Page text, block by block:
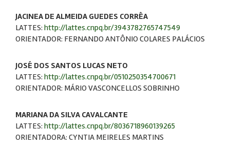
JACINEA DE ALMEIDA GUEDES CORRÊA
LATTES: http://lattes.cnpq.br/3943782765747549
ORIENTADOR: FERNANDO ANTÔNIO COLARES PALÁCIOS
JOSÉ DOS SANTOS LUCAS NETO
LATTES: http://lattes.cnpq.br/0510250354700671
ORIENTADOR: MÁRIO VASCONCELLOS SOBRINHO
MARIANA DA SILVA CAVALCANTE
LATTES: http://lattes.cnpq.br/8036718960139265
ORIENTADORA: CYNTIA MEIRELES MARTINS